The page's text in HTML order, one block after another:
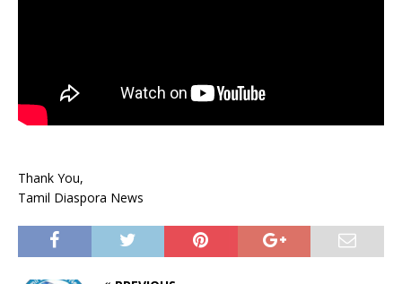
Thank You,
Tamil Diaspora News